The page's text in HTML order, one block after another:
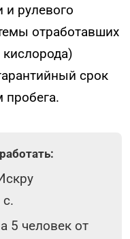
рулевого
отработавших
срок
пробега.
5 человек от